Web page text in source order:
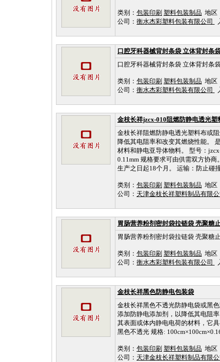
类别： 包装印刷 塑料包装制品 地区
公司： 衡水杰彩塑料包装有限公司
口腔牙科器械背封条袋 立体背封条
口腔牙科器械背封条袋 立体背封条
类别： 包装印刷 塑料包装制品 地区
公司： 衡水杰彩塑料包装有限公司
金枝长祥jzcx-010阻燃防静电透光塑
金枝长祥阻燃防静电透光塑料布或
降低其电阻率和改变其燃烧性能。
材料和静电亚导体物料。 型号：
0.11mm 规格要求可由供需双方协
生产之日起18个月。 运输：防止碰
类别： 包装印刷 塑料包装制品 地区
公司： 天津金枝长祥塑料制品有限
胃肠营养粉剂密封袋拉链袋 壳聚糖
胃肠营养粉剂密封袋拉链袋 壳聚糖
类别： 包装印刷 塑料包装制品 地区
公司： 衡水杰彩塑料包装有限公司
金枝长祥黑色防静电包装袋
金枝长祥黑色不透光防静电袋或黑
添加防静电添加剂，以降低其电阻
其表面或体内静电电荷的材料，它
黑色不透光 规格:
类别： 包装印刷 塑料包装制品 地区
公司： 天津金枝长祥塑料制品有限